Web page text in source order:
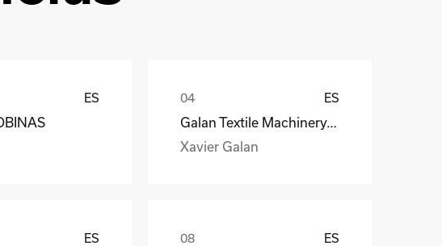
ES ES
Galan Textile Machinery, S.L.
Xavier Galan
ES ES